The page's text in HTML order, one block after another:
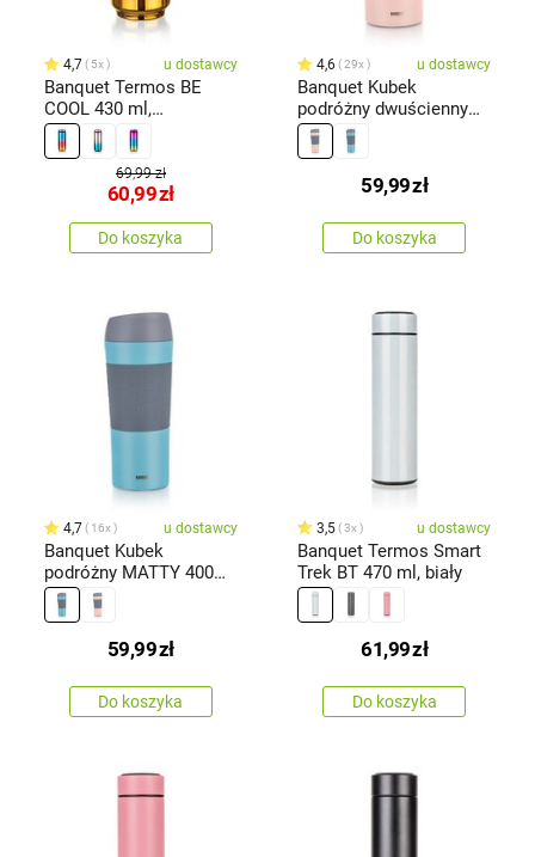
4,7 5x u dostawcy
Banquet Termos BE
COOL 430 ml,
niebiesko-czerwono-
złoty
69,99 zł
60,99zł
Do koszyka
4,6 29x u dostawcy
Banquet Kubek
podróżny dwuścienny
MATTY 400 ml, różowy
59,99zł
Do koszyka
4,7 16x u dostawcy
Banquet Kubek
podróżny MATTY 400
ml, niebieski
59,99zł
Do koszyka
3,5 3x u dostawcy
Banquet Termos Smart
Trek BT 470 ml, biały
61,99zł
Do koszyka